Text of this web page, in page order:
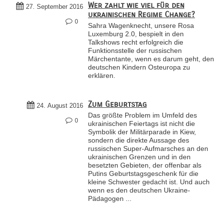
27. September 2016
0
Wer zahlt wie viel für den
ukrainischen Regime Change?
Sahra Wagenknecht, unsere Rosa
Luxemburg 2.0, bespielt in den
Talkshows recht erfolgreich die
Funktionsstelle der russischen
Märchentante, wenn es darum geht, den
deutschen Kindern Osteuropa zu
erklären.
24. August 2016
0
Zum Geburtstag
Das größte Problem im Umfeld des
ukrainischen Feiertags ist nicht die
Symbolik der Militärparade in Kiew,
sondern die direkte Aussage des
russischen Super-Aufmarsches an den
ukrainischen Grenzen und in den
besetzten Gebieten, der offenbar als
Putins Geburtstagsgeschenk für die
kleine Schwester gedacht ist. Und auch
wenn es den deutschen Ukraine-
Pädagogen ...